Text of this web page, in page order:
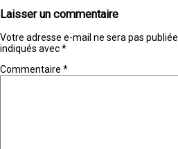
Laisser un commentaire
Votre adresse e-mail ne sera pas publiée.
indiqués avec*
Commentaire *